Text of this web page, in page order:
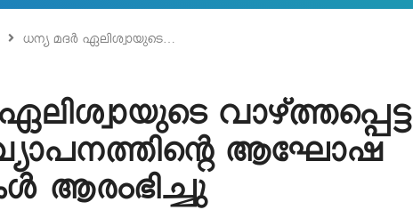
ധന്യ മദർ ഏലിശ്വായുടെ…
വാഴ്ത്തപ്പെട്ട
ആഘോഷ
ആരംഭിച്ചു